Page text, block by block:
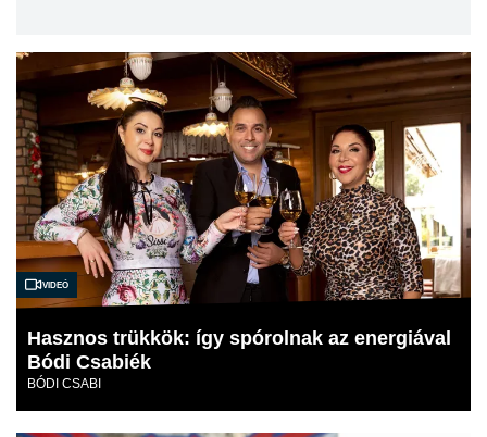
Videó
Hasznos trükkök: így spórolnak az energiával
Bódi Csabiék
BÓDI CSABI